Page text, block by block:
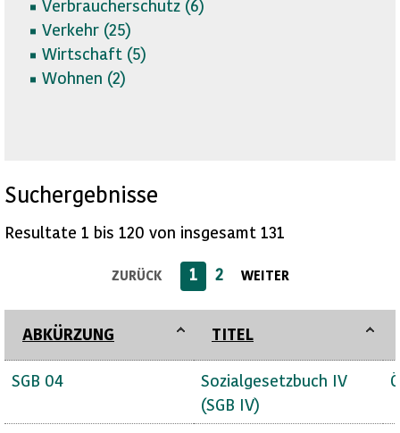
Verbraucherschutz (6)
Verkehr (25)
Wirtschaft (5)
Wohnen (2)
Suchergebnisse
Resultate 1 bis 120 von insgesamt 131
ZURÜCK 1 2 WEITER
ABKÜRZUNG TITEL
SGB 04
Sozialgesetzbuch IV
(SGB IV)